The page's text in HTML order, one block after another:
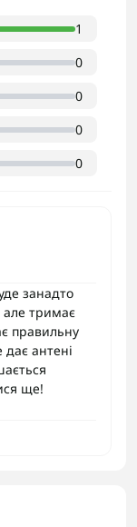
1
0
0
0
0
занадто
але тримає
правильну
антені
ще!